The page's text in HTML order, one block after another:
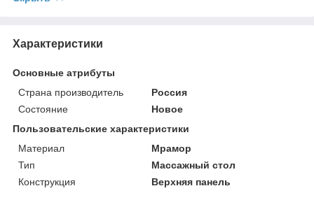
Характеристики
Основные атрибуты
Страна производитель
Россия
Состояние
Новое
Пользовательские характеристики
Материал
Мрамор
Тип
Массажный стол
Конструкция
Верхняя панель